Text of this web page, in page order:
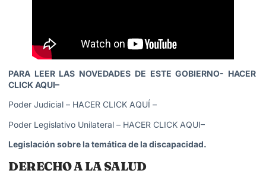
PARA LEER LAS NOVEDADES DE ESTE GOBIERNO- HACER
CLICK AQUI–
Poder Judicial – HACER CLICK AQUÍ –
Poder Legislativo Unilateral – HACER CLICK AQUI–
Legislación sobre la temática de la discapacidad.
DERECHO A LA SALUD